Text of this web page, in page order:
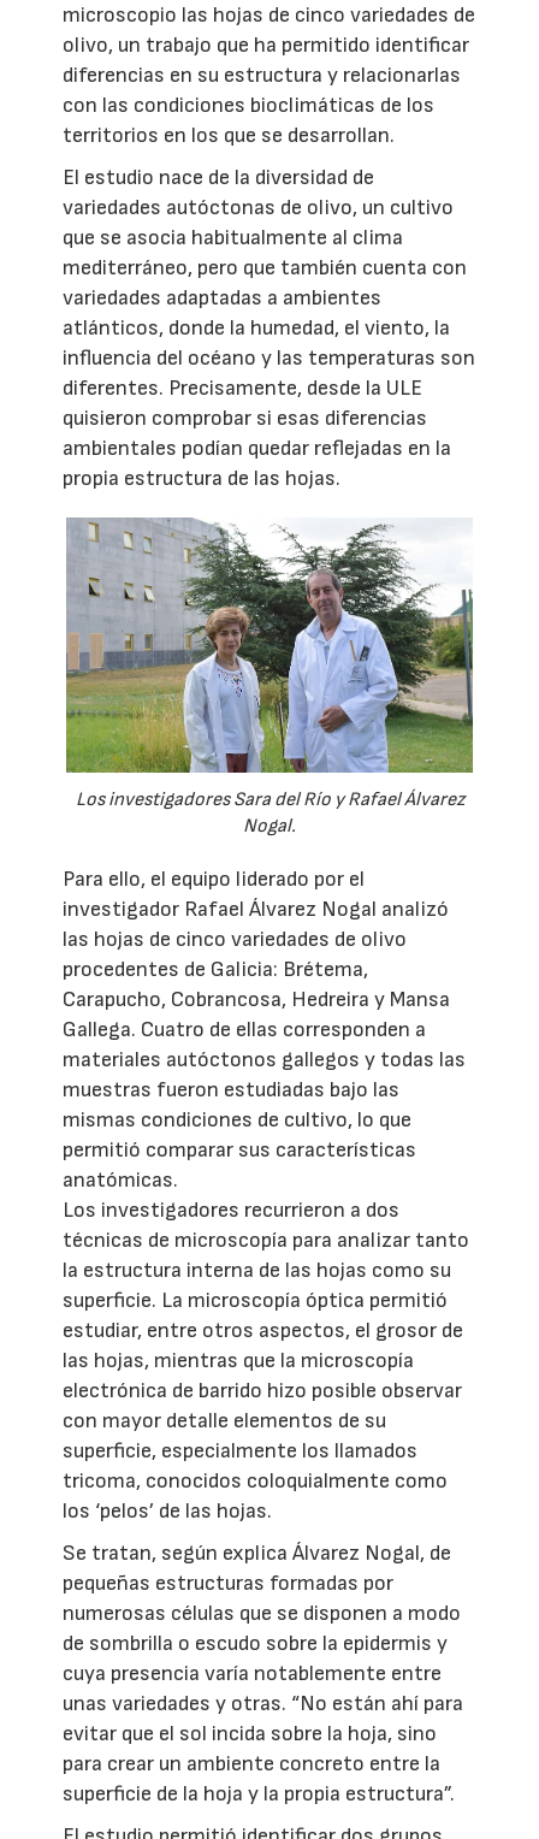
microscopio las hojas de cinco variedades de
olivo, un trabajo que ha permitido identificar
diferencias en su estructura y relacionarlas
con las condiciones bioclimáticas de los
territorios en los que se desarrollan.
El estudio nace de la diversidad de
variedades autóctonas de olivo, un cultivo
que se asocia habitualmente al clima
mediterráneo, pero que también cuenta con
variedades adaptadas a ambientes
atlánticos, donde la humedad, el viento, la
influencia del océano y las temperaturas son
diferentes. Precisamente, desde la ULE
quisieron comprobar si esas diferencias
ambientales podían quedar reflejadas en la
propia estructura de las hojas.
Los investigadores Sara del Río y Rafael Álvarez
Nogal.
Para ello, el equipo liderado por el
investigador Rafael Álvarez Nogal analizó
las hojas de cinco variedades de olivo
procedentes de Galicia: Brétema,
Carapucho, Cobrancosa, Hedreira y Mansa
Gallega. Cuatro de ellas corresponden a
materiales autóctonos gallegos y todas las
muestras fueron estudiadas bajo las
mismas condiciones de cultivo, lo que
permitió comparar sus características
anatómicas.
Los investigadores recurrieron a dos
técnicas de microscopía para analizar tanto
la estructura interna de las hojas como su
superficie. La microscopía óptica permitió
estudiar, entre otros aspectos, el grosor de
las hojas, mientras que la microscopía
electrónica de barrido hizo posible observar
con mayor detalle elementos de su
superficie, especialmente los llamados
tricoma, conocidos coloquialmente como
los ‘pelos’ de las hojas.
Se tratan, según explica Álvarez Nogal, de
pequeñas estructuras formadas por
numerosas células que se disponen a modo
de sombrilla o escudo sobre la epidermis y
cuya presencia varía notablemente entre
unas variedades y otras. “No están ahí para
evitar que el sol incida sobre la hoja, sino
para crear un ambiente concreto entre la
superficie de la hoja y la propia estructura”.